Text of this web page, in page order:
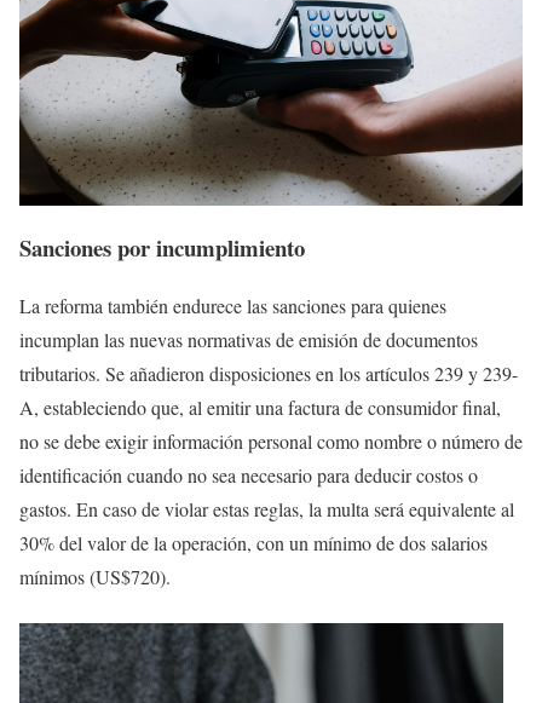
Sanciones por incumplimiento
La reforma también endurece las sanciones para quienes
incumplan las nuevas normativas de emisión de documentos
tributarios. Se añadieron disposiciones en los artículos 239 y 239-
A, estableciendo que, al emitir una factura de consumidor final,
no se debe exigir información personal como nombre o número de
identificación cuando no sea necesario para deducir costos o
gastos. En caso de violar estas reglas, la multa será equivalente al
30% del valor de la operación, con un mínimo de dos salarios
mínimos (US$720).